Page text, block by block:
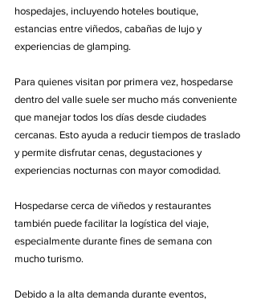
hospedajes, incluyendo hoteles boutique,
estancias entre viñedos, cabañas de lujo y
experiencias de glamping.
Para quienes visitan por primera vez, hospedarse
dentro del valle suele ser mucho más conveniente
que manejar todos los días desde ciudades
cercanas. Esto ayuda a reducir tiempos de traslado
y permite disfrutar cenas, degustaciones y
experiencias nocturnas con mayor comodidad.
Hospedarse cerca de viñedos y restaurantes
también puede facilitar la logística del viaje,
especialmente durante fines de semana con
mucho turismo.
Debido a la alta demanda durante eventos,